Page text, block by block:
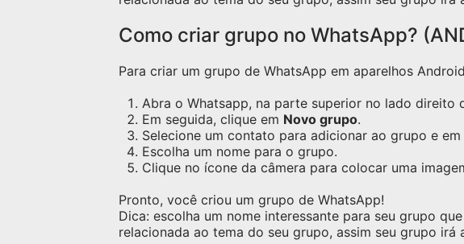
Como criar grupo no WhatsApp?
Para criar um grupo de WhatsApp em aparelhos
Abra o Whatsapp, na parte superior no lado direito
Em seguida, clique em Novo grupo.
Selecione um contato para adicionar ao grupo e
Escolha um nome para o grupo.
Clique no ícone da câmera para colocar uma
Pronto, você criou um grupo de WhatsApp!
Dica: escolha um nome interessante para seu grupo
relacionada ao tema do seu grupo, assim seu grupo irá